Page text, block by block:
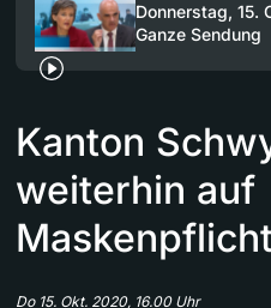
Donnerstag,
Ganze Sendung
Kanton
weiterhin auf
Do 15. Okt. 2020, 16.00 Uhr